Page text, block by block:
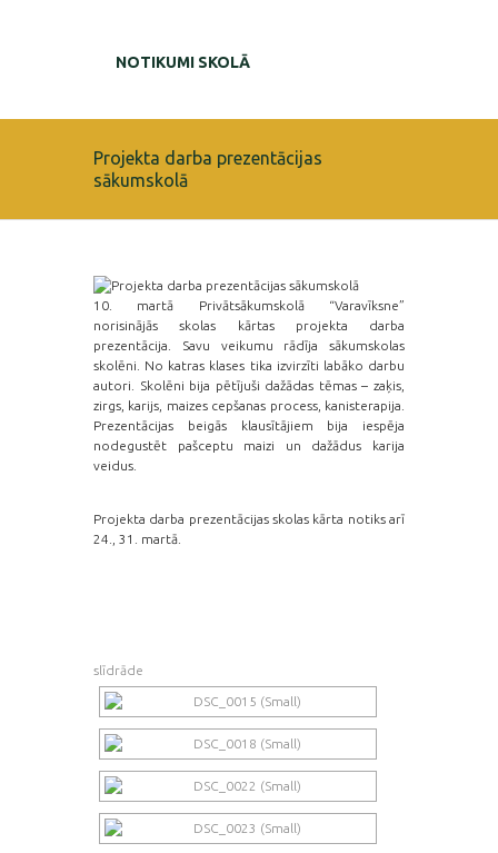
NOTIKUMI SKOLĀ
Projekta darba prezentācijas
sākumskolā
10. martā Privātsākumskolā “Varavīksne”
norisinājās skolas kārtas projekta darba
prezentācija. Savu veikumu rādīja sākumskolas
skolēni. No katras klases tika izvirzīti labāko darbu
autori. Skolēni bija pētījuši dažādas tēmas – zaķis,
zirgs, karijs, maizes cepšanas process, kanisterapija.
Prezentācijas beigās klausītājiem bija iespēja
nodegustēt pašceptu maizi un dažādus karija
veidus.
Projekta darba prezentācijas skolas kārta notiks arī
24., 31. martā.
slīdrāde